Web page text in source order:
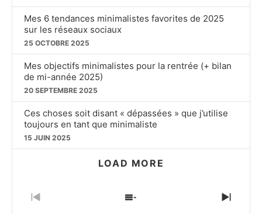
Mes 6 tendances minimalistes favorites de 2025
sur les réseaux sociaux
25 OCTOBRE 2025
Mes objectifs minimalistes pour la rentrée (+ bilan
de mi-année 2025)
20 SEPTEMBRE 2025
Ces choses soit disant « dépassées » que j’utilise
toujours en tant que minimaliste
15 JUIN 2025
LOAD MORE
PREVIOUS
SHOW
NEXT